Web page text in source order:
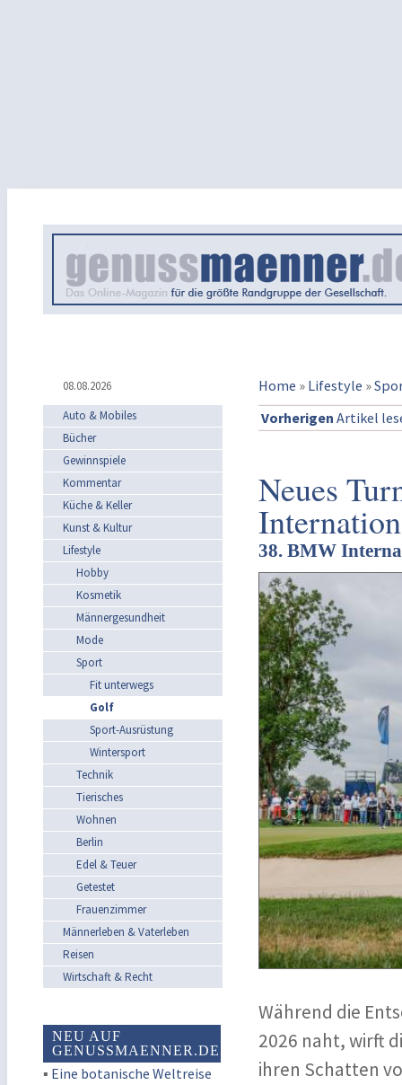
08.08.2026 Home » Lifestyle »
Auto & Mobiles
Bücher
Gewinnspiele
Kommentar
Küche & Keller
Kunst & Kultur
Lifestyle
Hobby
Kosmetik
Männergesundheit
Mode
Sport
Fit unterwegs
Golf
Sport-Ausrüstung
Wintersport
Technik
Tierisches
Wohnen
Berlin
Edel & Teuer
Getestet
Frauenzimmer
Männerleben & Vaterleben
Reisen
Wirtschaft & Recht
NEU AUF
GENUSSMAENNER.DE
▪ Eine botanische Weltreise
Vorherigen Artikel
Neues
38. BMW
Während die
2026 naht, wirft
ihren Schatten